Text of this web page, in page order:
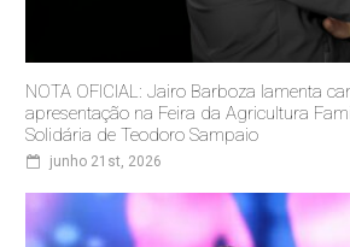
NOTA OFICIAL: Jairo Barboza lamenta
apresentação na Feira da Agricultura
Solidária de Teodoro Sampaio
junho 21st, 2026